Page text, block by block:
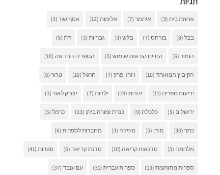
אחוזת בית(3) איתמר(7) אלימות(12) אסף שור(3)
בבל(8) בורחס(7) בלש(3) גבריות(3) דת(5)
הומור(6) החיים הוראות שימוש(5) הספריה החדשה (10)
הקיבוץ המאוחד(10) ז'ורז' פרק(7) חרגול(10) טרור(6)
ידיעות ספרים (11) יהדות(14) ילדות(7) יצחק לאור(3)
ירושלים (5) כלכלה (9) כנרת זמורה ביתן (33) כרמל(5)
כתר(30) מודן (5) מוזיקה (3) מחברות לספרות(6)
מלחמה (5) סדנאות קריאה (10) סדנת קריאה (6) ספרות(41)
ספרות מתורגמת(13) ספרות עברית(31) עם עובד(37)